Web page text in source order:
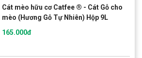
Cát mèo hữu cơ Catfee ® - Cát Gỗ cho
mèo (Hương Gỗ Tự Nhiên) Hộp 9L
165.000đ